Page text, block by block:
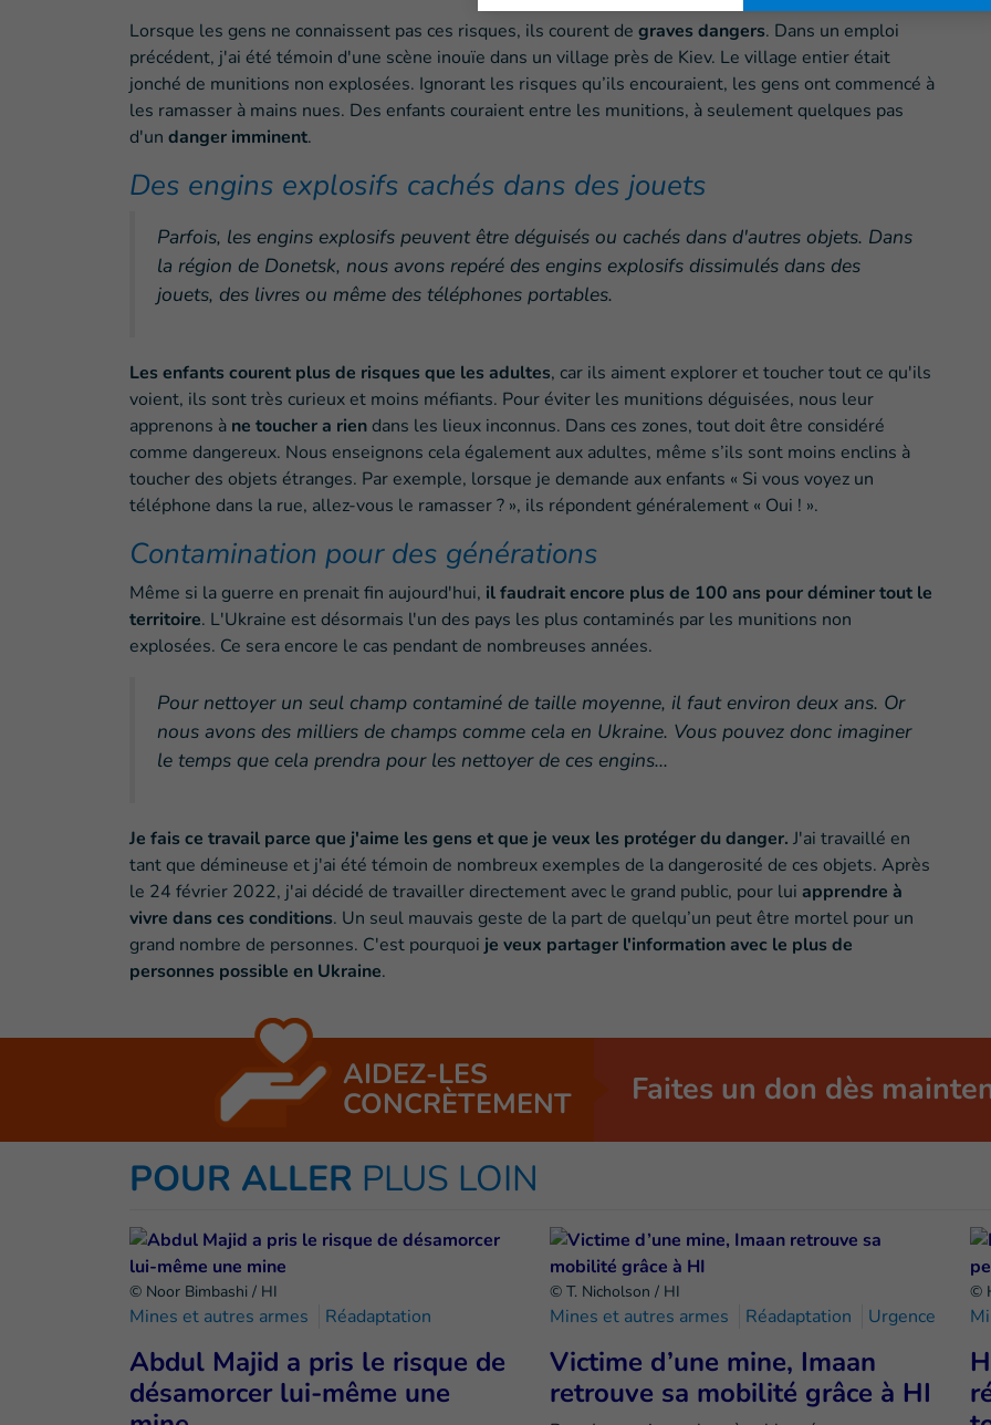
Lorsque les gens ne connaissent pas ces risques, ils courent de graves dangers. Dans un emploi
précédent, j'ai été témoin d'une scène inouïe dans un village près de Kiev. Le village entier était
jonché de munitions non explosées. Ignorant les risques qu’ils encouraient, les gens ont commencé à
les ramasser à mains nues. Des enfants couraient entre les munitions, à seulement quelques pas
d'un danger imminent.
Des engins explosifs cachés dans des jouets
Parfois, les engins explosifs peuvent être déguisés ou cachés dans d'autres objets. Dans
la région de Donetsk, nous avons repéré des engins explosifs dissimulés dans des
jouets, des livres ou même des téléphones portables.
Les enfants courent plus de risques que les adultes, car ils aiment explorer et toucher tout ce qu'ils
voient, ils sont très curieux et moins méfiants. Pour éviter les munitions déguisées, nous leur
apprenons à ne toucher a rien dans les lieux inconnus. Dans ces zones, tout doit être considéré
comme dangereux. Nous enseignons cela également aux adultes, même s’ils sont moins enclins à
toucher des objets étranges. Par exemple, lorsque je demande aux enfants « Si vous voyez un
téléphone dans la rue, allez-vous le ramasser ? », ils répondent généralement « Oui ! ».
Contamination pour des générations
Même si la guerre en prenait fin aujourd'hui, il faudrait encore plus de 100 ans pour déminer tout le
territoire. L'Ukraine est désormais l'un des pays les plus contaminés par les munitions non
explosées. Ce sera encore le cas pendant de nombreuses années.
Pour nettoyer un seul champ contaminé de taille moyenne, il faut environ deux ans. Or
nous avons des milliers de champs comme cela en Ukraine. Vous pouvez donc imaginer
le temps que cela prendra pour les nettoyer de ces engins…
Je fais ce travail parce que j'aime les gens et que je veux les protéger du danger. J'ai travaillé en
tant que démineuse et j'ai été témoin de nombreux exemples de la dangerosité de ces objets. Après
le 24 février 2022, j'ai décidé de travailler directement avec le grand public, pour lui apprendre à
vivre dans ces conditions. Un seul mauvais geste de la part de quelqu’un peut être mortel pour un
grand nombre de personnes. C'est pourquoi je veux partager l'information avec le plus de
personnes possible en Ukraine.
AIDEZ-LES
CONCRÈTEMENT Faites un don dès
POUR ALLER PLUS LOIN
© Noor Bimbashi / HI
Mines et autres armes Réadaptation
Abdul Majid a pris le risque de
désamorcer lui-même une
© T. Nicholson / HI
Mines et autres armes Réadaptation Urgence
Victime d’une mine, Imaan
retrouve sa mobilité grâce à HI
©